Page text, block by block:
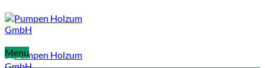
Menu